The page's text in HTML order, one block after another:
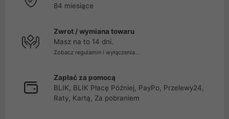
84 miesiące
Zwrot / wymiana towaru
Masz na to 14 dni.
Zobacz regulamin i wyłączenia...
Zapłać za pomocą
BLIK, BLIK Płacę Później, PayPo, Przelewy24,
Raty, Kartą, Za pobraniem